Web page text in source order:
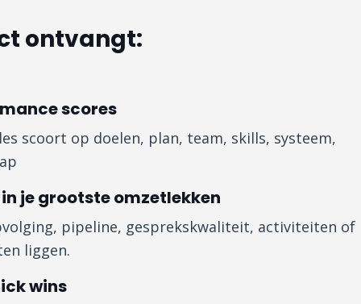
ontvangt:
scores
scoort op doelen, plan, team, skills, systeem,
je grootste omzetlekken
pipeline, gesprekskwaliteit, activiteiten of
liggen.
wins